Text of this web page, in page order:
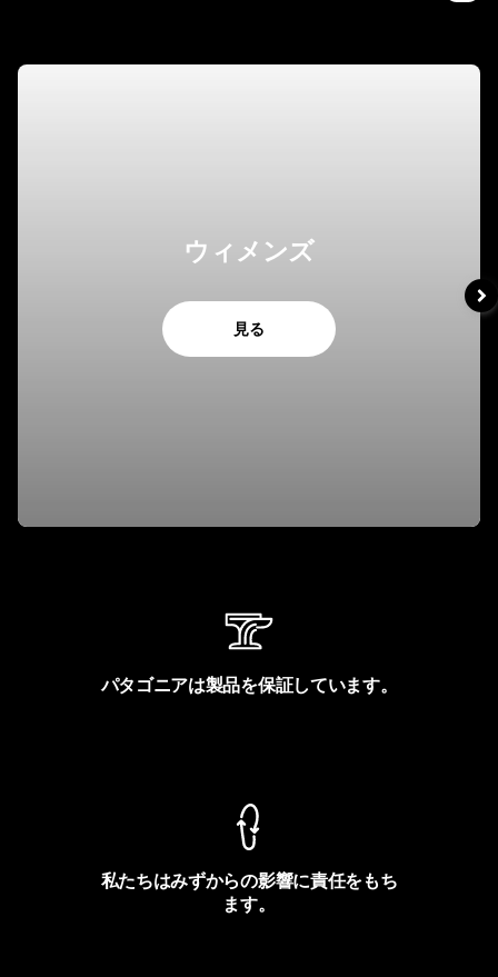
ウィメンズ
見る
パタゴニアは製品を保証しています。
私たちはみずからの影響に責任をもち
ます。